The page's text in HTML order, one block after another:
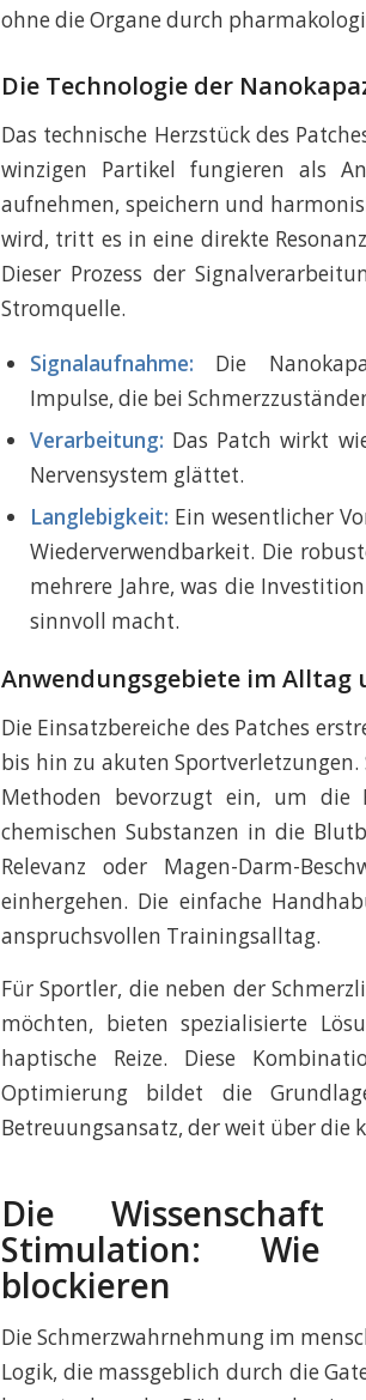
ohne die Organe durch
Die Technologie der
Das technische Herzstück des
winzigen Partikel fungieren als
aufnehmen, speichern und
wird, tritt es in eine direkte
Dieser Prozess der
Stromquelle.
Signalaufnahme: Die
Impulse, die bei
Verarbeitung: Das Patch wirkt
Nervensystem glättet.
Langlebigkeit: Ein wesentlicher
Wiederverwendbarkeit. Die
mehrere Jahre, was die
sinnvoll macht.
Anwendungsgebiete im Alltag
Die Einsatzbereiche des Patches
bis hin zu akuten
Methoden bevorzugt ein, um die
chemischen Substanzen in die
Relevanz oder Magen-Darm-
einhergehen. Die einfache
anspruchsvollen Trainingsalltag.
Für Sportler, die neben der
möchten, bieten spezialisierte
haptische Reize. Diese
Optimierung bildet die
Betreuungsansatz, der weit über die
Die
Stimulation: Wie
blockieren
Die Schmerzwahrnehmung im
Logik, die massgeblich durch die